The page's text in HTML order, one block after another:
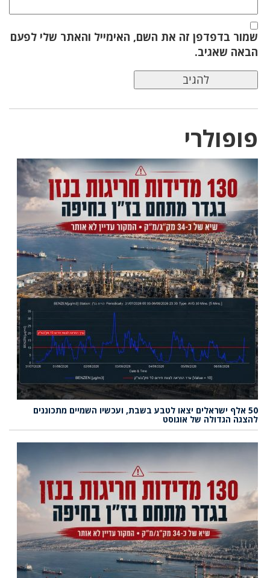
שמור בדפדפן זה את השם, האימייל והאתר שלי לפעם
הבאה שאגיב.
פופולרי
50 אלף ישראלים יצאו לטבע בשבת, ועכשיו השמיים מתכוננים
להצגה הגדולה של אוגוסט